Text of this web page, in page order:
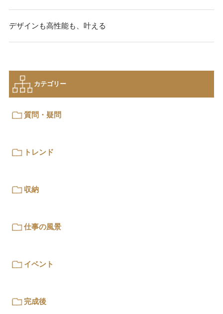
デザインも高性能も、叶える
カテゴリー
質問・疑問
トレンド
収納
仕事の風景
イベント
完成後